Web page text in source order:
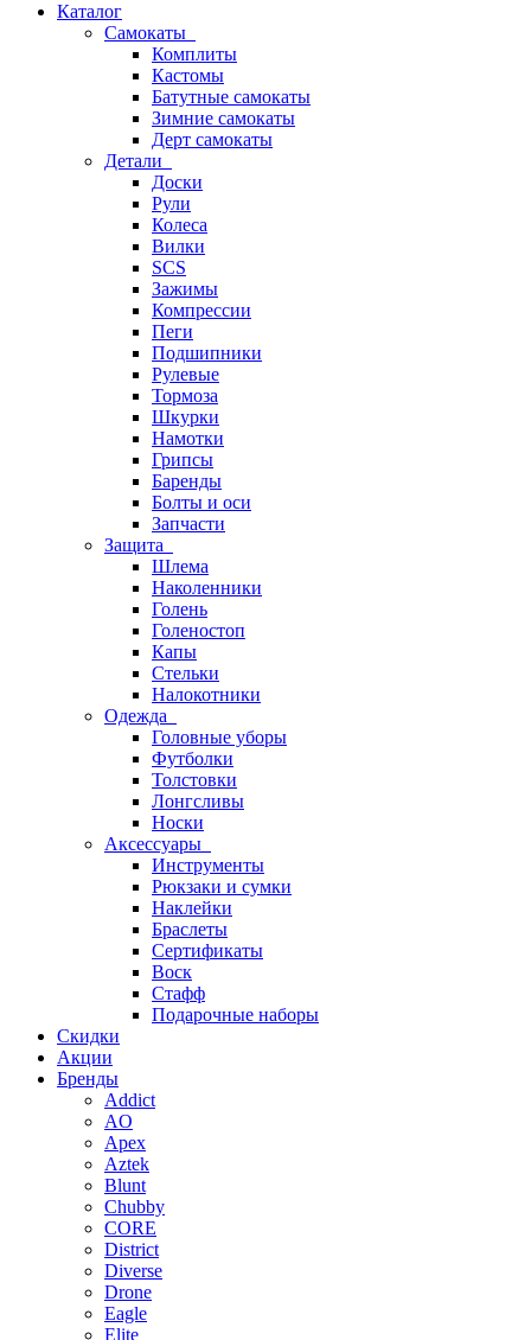
Каталог
Самокаты
Комплиты
Кастомы
Батутные самокаты
Зимние самокаты
Дерт самокаты
Детали
Доски
Рули
Колеса
Вилки
SCS
Зажимы
Компрессии
Пеги
Подшипники
Рулевые
Тормоза
Шкурки
Намотки
Грипсы
Баренды
Болты и оси
Запчасти
Защита
Шлема
Наколенники
Голень
Голеностоп
Капы
Стельки
Налокотники
Одежда
Головные уборы
Футболки
Толстовки
Лонгсливы
Носки
Аксессуары
Инструменты
Рюкзаки и сумки
Наклейки
Браслеты
Сертификаты
Воск
Стафф
Подарочные наборы
Скидки
Акции
Бренды
Addict
AO
Apex
Aztek
Blunt
Chubby
CORE
District
Diverse
Drone
Eagle
Elite